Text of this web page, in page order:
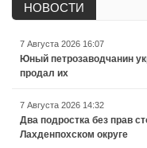
НОВОСТИ
7 Августа 2026 16:07
Юный петрозаводчанин
продал их
7 Августа 2026 14:32
Два подростка без прав
Лахденпохском округе